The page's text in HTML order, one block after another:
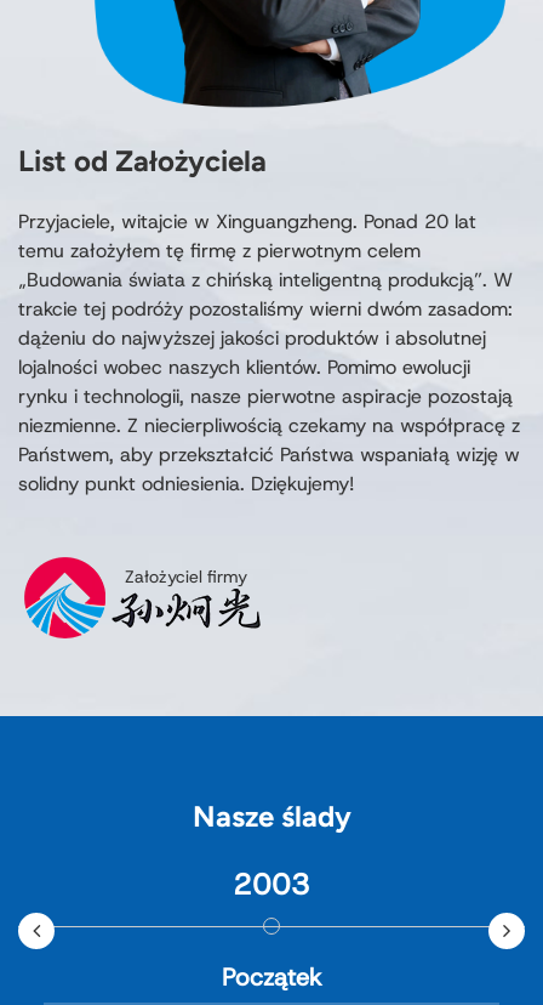
List od Założyciela
Przyjaciele, witajcie w Xinguangzheng. Ponad 20 lat
temu założyłem tę firmę z pierwotnym celem
„Budowania świata z chińską inteligentną produkcją”. W
trakcie tej podróży pozostaliśmy wierni dwóm zasadom:
dążeniu do najwyższej jakości produktów i absolutnej
lojalności wobec naszych klientów. Pomimo ewolucji
rynku i technologii, nasze pierwotne aspiracje pozostają
niezmienne. Z niecierpliwością czekamy na współpracę z
Państwem, aby przekształcić Państwa wspaniałą wizję w
solidny punkt odniesienia. Dziękujemy!
Założyciel firmy
Nasze ślady
2003
Początek